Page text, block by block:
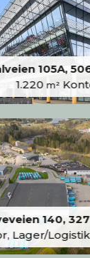
105A,
1.220 m²
140,
Lager/Logistikk,